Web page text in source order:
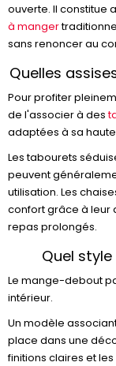
ouverte. Il constitue
à manger
sans renoncer au
Quelles
Pour profiter
de l'associer à des
adaptées à sa
Les tabourets
peuvent
utilisation. Les
confort grâce à leur
repas prolongés.
Quel
Le mange-debout
intérieur.
Un modèle
place dans une
finitions claires et